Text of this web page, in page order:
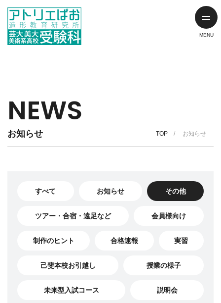
NEWS
お知らせ TOP お知らせ
すべて お知らせ その他
ツアー・合宿・遠足など 会員様向け
制作のヒント 合格速報 実習
己斐本校お引越し 授業の様子
未来型入試コース 説明会